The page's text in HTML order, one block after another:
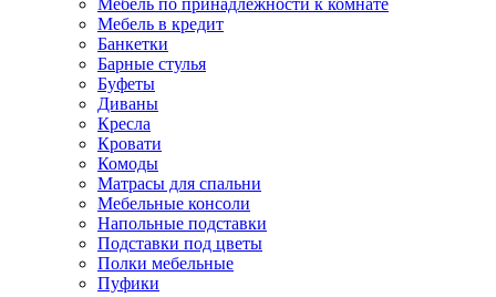
Мебель по принадлежности к комнате
Мебель в кредит
Банкетки
Барные стулья
Буфеты
Диваны
Кресла
Кровати
Комоды
Матрасы для спальни
Мебельные консоли
Напольные подставки
Подставки под цветы
Полки мебельные
Пуфики